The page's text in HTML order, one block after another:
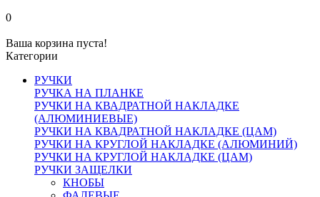
0
Ваша корзина пуста!
Категории
РУЧКИ
РУЧКА НА ПЛАНКЕ
РУЧКИ НА КВАДРАТНОЙ НАКЛАДКЕ
(АЛЮМИНИЕВЫЕ)
РУЧКИ НА КВАДРАТНОЙ НАКЛАДКЕ (ЦАМ)
РУЧКИ НА КРУГЛОЙ НАКЛАДКЕ (АЛЮМИНИЙ)
РУЧКИ НА КРУГЛОЙ НАКЛАДКЕ (ЦАМ)
РУЧКИ ЗАЩЕЛКИ
КНОБЫ